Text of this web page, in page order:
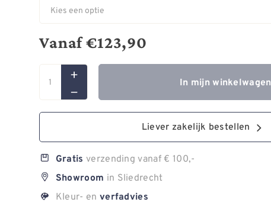
Vanaf€123,90
In mijn winkelwagen
Liever zakelijk bestellen
Gratis verzending vanaf € 100,-
Showroom in Sliedrecht
Kleur- en verfadvies